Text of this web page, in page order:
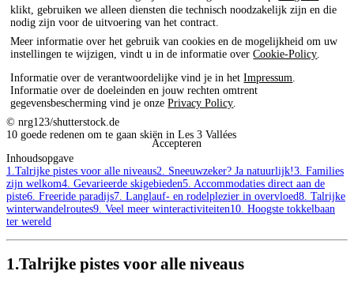
klikt, gebruiken we alleen diensten die technisch noodzakelijk zijn en die
nodig zijn voor de uitvoering van het contract.
Meer informatie over het gebruik van cookies en de mogelijkheid om uw
instellingen te wijzigen, vindt u in de informatie overCookie-Policy.
Informatie over de verantwoordelijke vind je in hetImpressum.
Informatie over de doeleinden en jouw rechten omtrent
gegevensbescherming vind je onzePrivacy Policy.
Accepteren
© nrg123/shutterstock.de
10 goede redenen om te gaan skiën in Les 3 Vallées
Inhoudsopgave
1.Talrijke pistes voor alle niveaus2. Sneeuwzeker? Ja natuurlijk!3. Families
zijn welkom4. Gevarieerde skigebieden5. Accommodaties direct aan de
piste6. Freeride paradijs7. Langlauf- en rodelplezier in overvloed8. Talrijke
winterwandelroutes9. Veel meer winteractiviteiten10. Hoogste tokkelbaan
ter wereld
1.Talrijke pistes voor alle niveaus